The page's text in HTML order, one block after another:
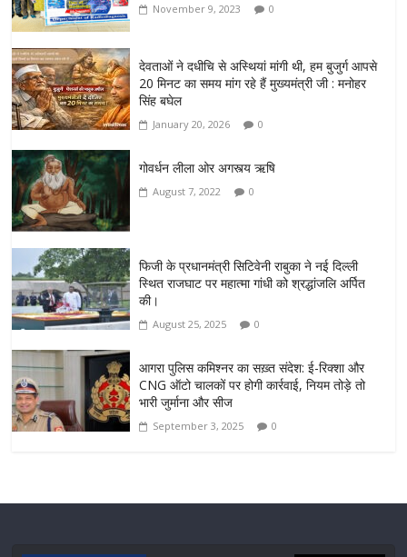
November 9, 2023 0
देवताओं ने दधीचि से अस्थियां मांगी थी, हम बुजुर्ग आपसे
20 मिनट का समय मांग रहे हैं मुख्यमंत्री जी : मनोहर
सिंह बघेल
January 20, 2026 0
गोवर्धन लीला ओर अगस्त्य ऋषि
August 7, 2022 0
फिजी के प्रधानमंत्री सिटिवेनी राबुका ने नई दिल्ली
स्थित राजघाट पर महात्मा गांधी को श्रद्धांजलि अर्पित
की।
August 25, 2025 0
आगरा पुलिस कमिश्नर का सख़्त संदेश: ई-रिक्शा और
CNG ऑटो चालकों पर होगी कार्रवाई, नियम तोड़े तो
भारी जुर्माना और सीज
September 3, 2025 0